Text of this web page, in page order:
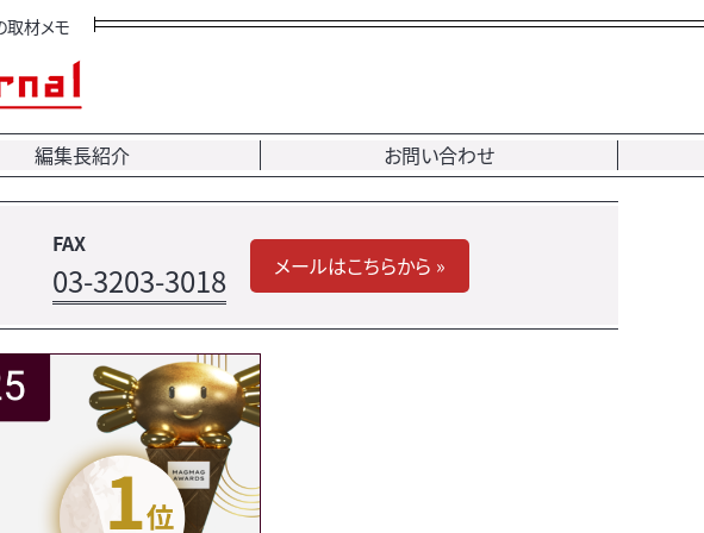
材メモ
編集長紹介 お問い合わせ
FAX
03-3203-3018 メールはこちらから »